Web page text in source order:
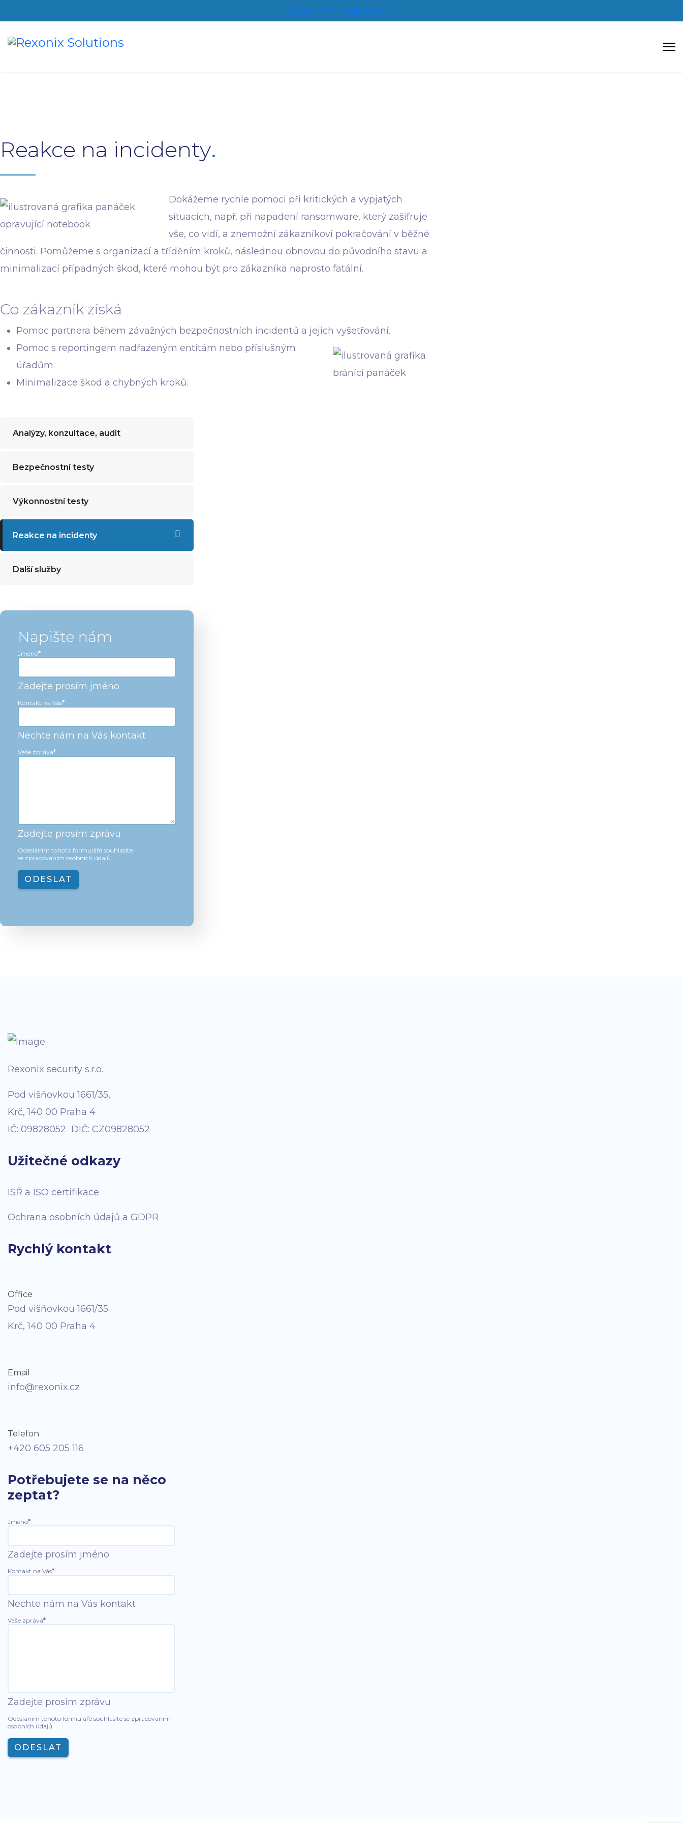
+420 605 205 116 info@rexonix.cz
Reakce na incidenty
Dokážeme rychle pomoci při kritických a vypjatých
situacích, např. při napadení ransomware, který zašifruje
vše, co vidí, a znemožní zákazníkovi pokračování v běžné
činnosti. Pomůžeme s organizací a tříděním kroků, následnou obnovou do původního stavu a
minimalizací případných škod, které mohou být pro zákazníka naprosto fatální.
Co zákazník získá
Pomoc partnera během závažných bezpečnostních incidentů a jejich vyšetřování.
Pomoc s reportingem nadřazeným entitám nebo příslušným
úřadům.
Minimalizace škod a chybných kroků.
Analýzy, konzultace, audit
Bezpečnostní testy
Výkonnostní testy
Reakce na incidenty
Další služby
Napište nám
Jméno*
Zadejte prosím jméno
Kontakt na Vás*
Nechte nám na Vás kontakt
Vaše zpráva*
Zadejte prosím zprávu
Odesláním tohoto formuláře souhlasíte
se zpracováním osobních údajů.
ODESLAT
Rexonix security s.r.o.
Pod višňovkou 1661/35,
Krč, 140 00 Praha 4
IČ: 09828052 DIČ: CZ09828052
Užitečné odkazy
ISŘ a ISO certifikace
Ochrana osobních údajů a GDPR
Rychlý kontakt
Office
Pod višňovkou 1661/35
Krč, 140 00 Praha 4
Email
info@rexonix.cz
Telefon
+420 605 205 116
Potřebujete se na něco
zeptat?
Jméno*
Zadejte prosím jméno
Kontakt na Vás*
Nechte nám na Vás kontakt
Vaše zpráva*
Zadejte prosím zprávu
Odesláním tohoto formuláře souhlasíte se zpracováním
osobních údajů.
ODESLAT